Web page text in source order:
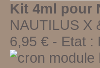
Kit 4ml pour
NAUTILUS X
6,95 € - Etat :